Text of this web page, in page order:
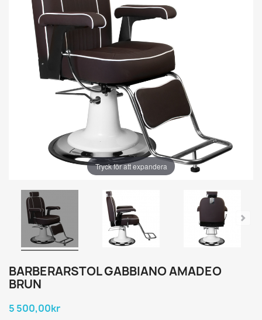
Tryck för att expandera
BARBERARSTOL GABBIANO AMADEO
BRUN
5 500,00kr